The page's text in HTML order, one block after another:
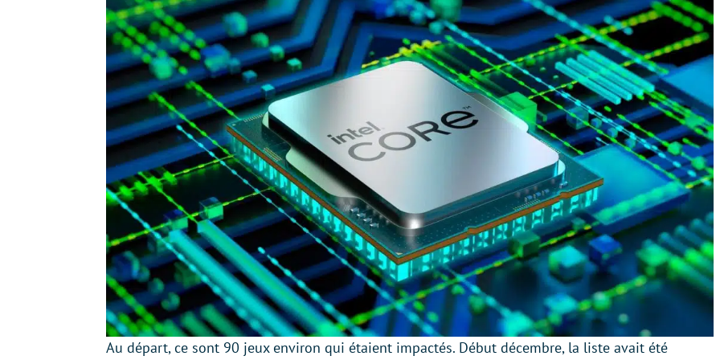
Au départ, ce sont 90 jeux environ qui étaient impactés. Début décembre, la liste avait été